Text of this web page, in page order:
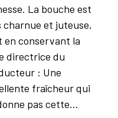
La bouche est
charnue et juteuse,
en conservant la
directrice du
: Une
fraîcheur qui
pas cette...